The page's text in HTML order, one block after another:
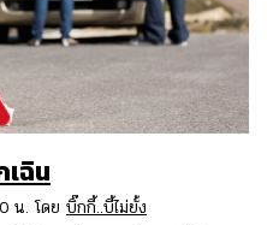
ฉิน
น. โดย บิ๊กกี้..บี้ไม่ยั้ง